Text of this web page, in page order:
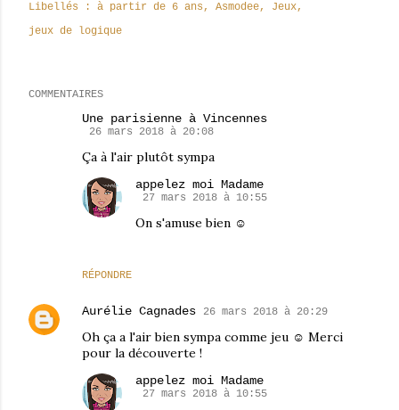
Libellés :
à partir de 6 ans Asmodee
Jeux
jeux de logique
COMMENTAIRES
Une parisienne à Vincennes
26 mars 2018 à 20:08
Ça à l'air plutôt sympa
RÉPONDRE
appelez moi Madame
27 mars 2018 à 10:55
On s'amuse bien ☺
Aurélie Cagnades 26 mars 2018 à 20:29
Oh ça a l'air bien sympa comme jeu ☺ Merci
pour la découverte !
appelez moi Madame
27 mars 2018 à 10:55